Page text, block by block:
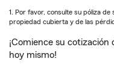
1. Por favor, consulte su póliza
propiedad cubierta y de las
¡Comience su cotización
hoy mismo!